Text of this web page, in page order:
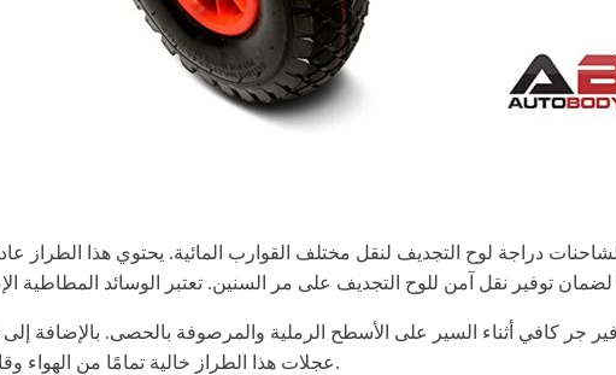
عجلات هذا الطراز خالية تمامًا من الهواء وقابلة للإزالة. فقط تذكر إدخال أو إزالة الدبوس عند إعداد العربة.